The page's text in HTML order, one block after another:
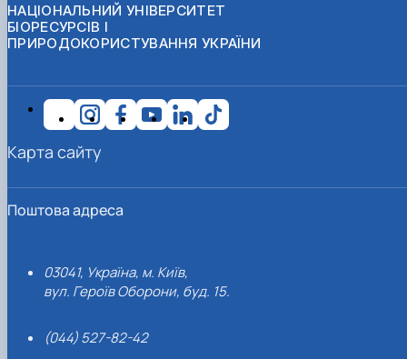
НАЦІОНАЛЬНИЙ УНІВЕРСИТЕТ
БІОРЕСУРСІВ І
ПРИРОДОКОРИСТУВАННЯ УКРАЇНИ
Поштова адреса
03041, Україна, м. Київ,
вул. Героїв Оборони, буд. 15.
(044) 527-82-42
Карта сайту